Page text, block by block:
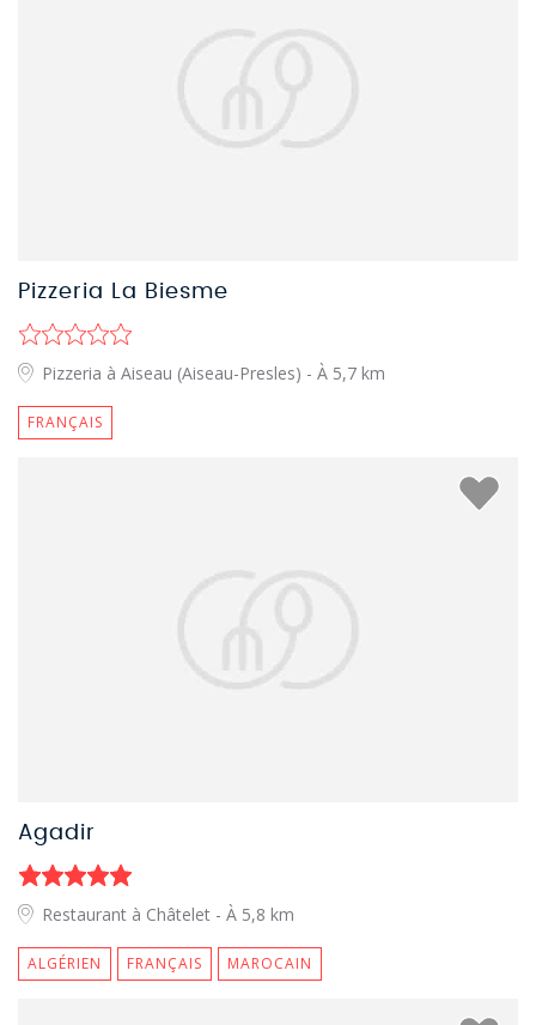
Pizzeria La Biesme
Pizzeria à Aiseau (Aiseau-Presles) - À 5,7 km
FRANÇAIS
Agadir
Restaurant à Châtelet - À 5,8 km
ALGÉRIEN FRANÇAIS MAROCAIN